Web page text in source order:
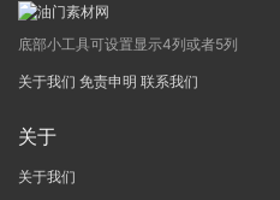
底部小工具可设置显示4列或者5列
关于我们 免责申明 联系我们
关于
关于我们